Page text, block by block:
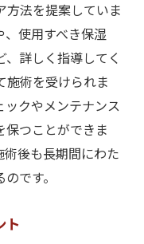
方法を提案していま
使用すべき保湿
詳しく指導してく
施術を受けられま
クやメンテナンス
つことができま
後も長期間にわた
です。
ト